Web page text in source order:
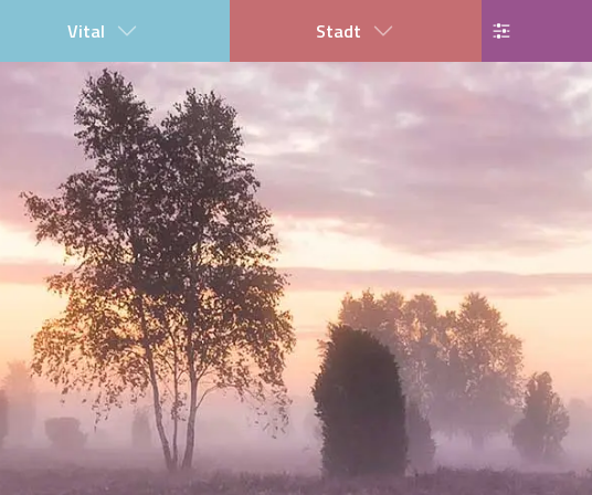
Vital Stadt